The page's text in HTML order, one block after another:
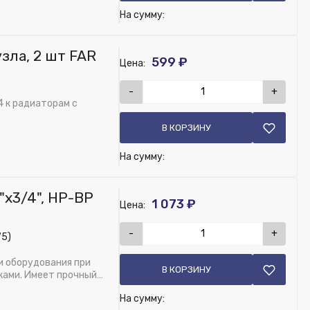
На сумму:
2 шт FAR
к радиаторам с
Цена: 599 ₽
- +
В КОРЗИНУ
На сумму:
4", НР-ВР
оборудования при
Имеет прочный
Цена: 1 073 ₽
- +
В КОРЗИНУ
На сумму: